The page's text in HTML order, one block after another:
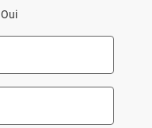
Oui